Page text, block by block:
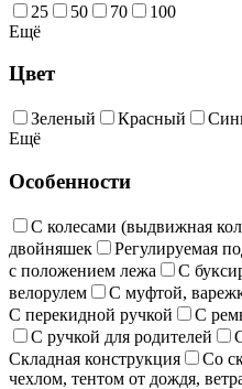
25 50 70
100
Ещё
Цвет
Зеленый Красный
Ещё
Особенности
С колесами (выдвижная
двойняшек
Регулируемая
с положением лежа
С
велорулем
С муфтой,
С перекидной ручкой
С
С ручкой для родителей
Складная конструкция
Со
чехлом, тентом от дождя,